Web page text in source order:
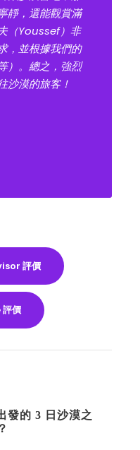
靜，還能觀賞滿
（Youssef）非
，並根據我們的
）。總之，強烈
沙漠的旅客！
評價
價
發的 3 日沙漠之